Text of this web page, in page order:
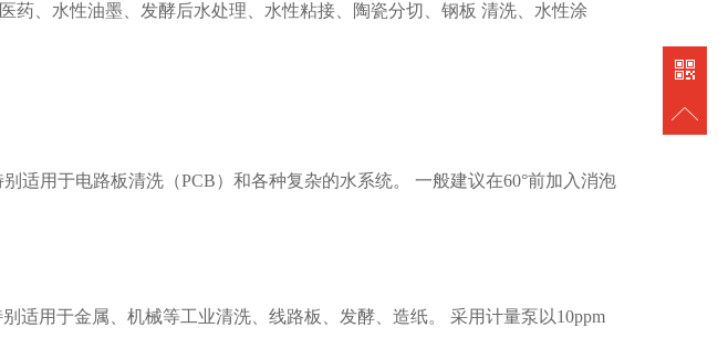
、水性油墨、发酵后水处理、水性粘接、陶瓷分切、钢板 清洗、水性涂
适用于电路板清洗（PCB）和各种复杂的水系统。 一般建议在60°前加入消泡
适用于金属、机械等工业清洗、线路板、发酵、造纸。 采用计量泵以10ppm